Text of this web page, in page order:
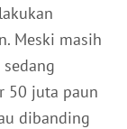
Meski masih
50 juta paun
dibanding